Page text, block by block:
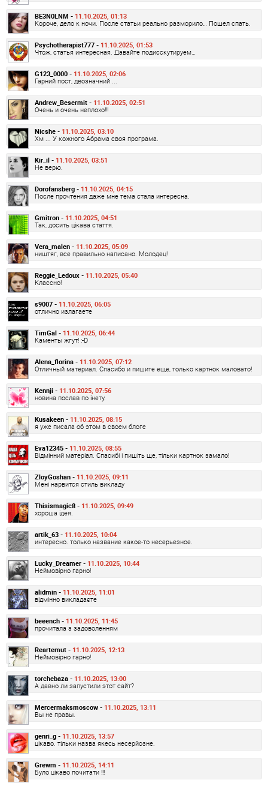
BE3N0LNM - 11.10.2025, 01:13
Короче, дело к ночи. После статьи реально разморило… Пошел спать.
Psychotherapist777 - 11.10.2025, 01:53
Чтож, статья интересная. Давайте подисскутируем…
G123_0000 - 11.10.2025, 02:06
Гарний пост, двозначний ...
Andrew_Besermit - 11.10.2025, 02:51
Очень и очень неплохо!!!
Nicshe - 11.10.2025, 03:10
Хм ... У кожного Абрама своя програма.
Kir_il - 11.10.2025, 03:51
Не верю.
Dorofansberg - 11.10.2025, 04:15
После прочтения даже мне тема стала интересна.
Gmitron - 11.10.2025, 04:51
Так, досить цікава стаття.
Vera_malen - 11.10.2025, 05:09
ништяг, все правильно написано. Молодец!
Reggie_Ledoux - 11.10.2025, 05:40
Классно!
s9007 - 11.10.2025, 06:05
отлично излагаете
TimGal - 11.10.2025, 06:44
Каменты жгут! :-D
Alena_florina - 11.10.2025, 07:12
Отличный материал. Спасибо и пишите еще, только картнок маловато!
Kennji - 11.10.2025, 07:56
новина послав по інету.
Kusakeen - 11.10.2025, 08:15
я уже писала об этом в своем блоге
Eva12345 - 11.10.2025, 08:55
Відмінний матеріал. Спасибі і пишіть ще, тільки картнок замало!
ZloyGoshan - 11.10.2025, 09:11
Мені нарвится стиль викладу
Thisismagic8 - 11.10.2025, 09:49
хороша ідея.
artik_63 - 11.10.2025, 10:04
интересно. только название какое-то несерьезное.
Lucky_Dreamer - 11.10.2025, 10:44
Неймовірно гарно!
alidmin - 11.10.2025, 11:01
відмінно викладаєте
beeench - 11.10.2025, 11:45
прочитала з задоволенням
Reartemut - 11.10.2025, 12:13
Неймовірно гарно!
torchebaza - 11.10.2025, 13:00
А давно ли запустили этот сайт?
Mercermaksmoscow - 11.10.2025, 13:11
Вы не правы.
genri_g - 11.10.2025, 13:57
цікаво. тільки назва якесь несерйозне.
Grewm - 11.10.2025, 14:11
Було цікаво почитати !!!